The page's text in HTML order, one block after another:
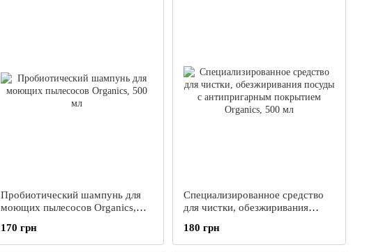
Пробиотический шампунь для
моющих пылесосов Organics,
170 грн
Специализированное средство
для чистки, обезжиривания
покрытием Organics, 500 мл
180 грн